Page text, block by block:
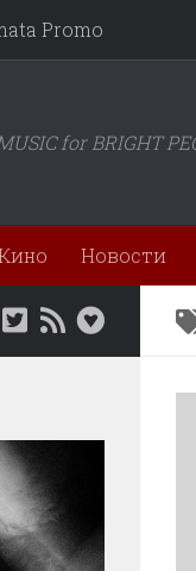
Promo
for BRIGHT
Новости